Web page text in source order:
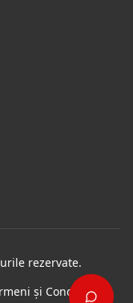
rezervate.
și Condiții